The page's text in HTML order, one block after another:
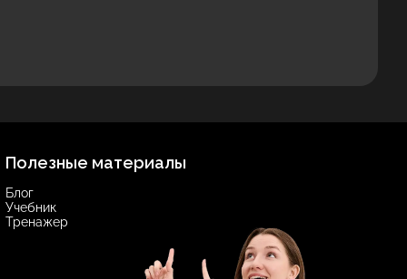
Полезные материалы
Блог
Учебник
Тренажер